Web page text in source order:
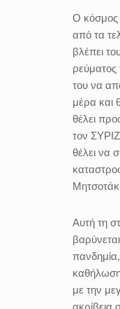
Ο κόσμος
από τα
βλέπει
ρεύματος
του να
μέρα και
θέλει
τον
θέλει να
Aυτή τη
καθήλωση
με την
ακρίβεια